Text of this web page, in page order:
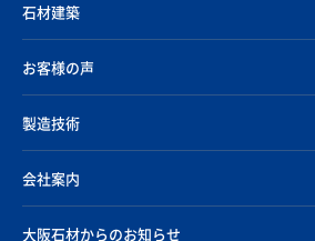
石材建築
お客様の声
製造技術
会社案内
大阪石材からのお知らせ